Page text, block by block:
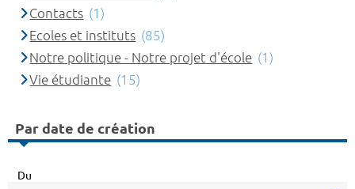
Contacts (1)
Ecoles et instituts (85)
Notre politique - Notre projet d'école (1)
Vie étudiante (15)
Par date de création
Du